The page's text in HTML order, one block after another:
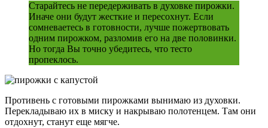
Старайтесь не передерживать в духовке пирожки.
Иначе они будут жесткие и пересохнут. Если
сомневаетесь в готовности, лучше пожертвовать
одним пирожком, разломив его на две половинки.
Но тогда Вы точно убедитесь, что тесто
пропеклось.
Противень с готовыми пирожками вынимаю из духовки.
Перекладываю их в миску и накрываю полотенцем. Там они
отдохнут, станут еще мягче.